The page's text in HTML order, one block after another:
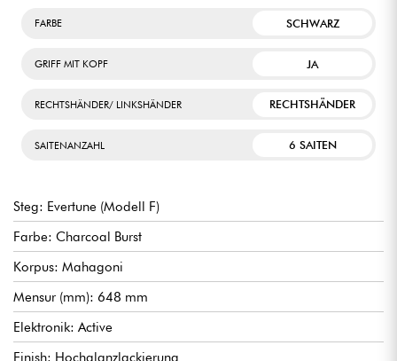
FARBE SCHWARZ
GRIFF MIT KOPF JA
RECHTSHÄNDER/ LINKSHÄNDER RECHTSHÄNDER
SAITENANZAHL 6 SAITEN
Steg: Evertune (Modell F)
Farbe: Charcoal Burst
Korpus: Mahagoni
Mensur (mm): 648 mm
Elektronik: Active
Finish: Hochglanzlackierung